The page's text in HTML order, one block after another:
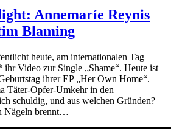
Annemaríe Reynis
Blaming
heute, am internationalen Tag
ihr Video zur Single „Shame“. Heute ist
ihrer EP „Her Own Home“.
Täter-Opfer-Umkehr in den
schuldig, und aus welchen Gründen?
Nägeln brennt…